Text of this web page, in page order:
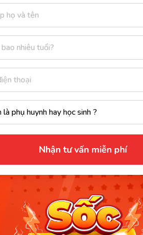
Nhận tư vấn miễn phí
lỗi sai
lỗi liên quan đến linking verb.
today.
well.
after the news.
warmly.
now.
on the phone.
badly.
before the exam.